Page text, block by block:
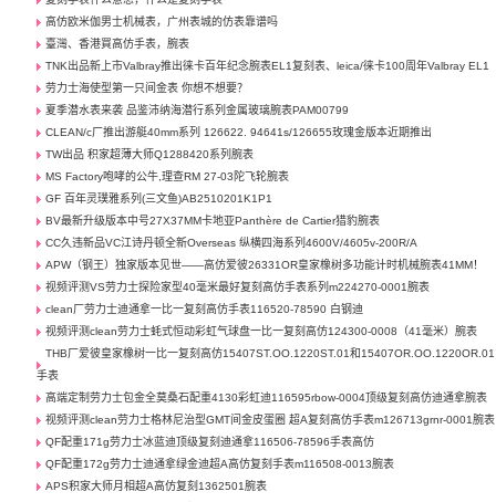
高仿欧米伽男士机械表，广州表城的仿表靠谱吗
臺灣、香港買高仿手表，腕表
TNK出品新上市Valbray推出徕卡百年纪念腕表EL1复刻表、leica/徕卡100周年Valbray EL1
劳力士海使型第一只间金表 你想不想要？
夏季潜水表来袭 品鉴沛纳海潜行系列金属玻璃腕表PAM00799
CLEAN/c厂推出游艇40mm系列 126622. 94641s/126655玫瑰金版本近期推出
TW出品 积家超薄大师Q1288420系列腕表
MS Factory咆哮的公牛,理查RM 27-03陀飞轮腕表
GF 百年灵璞雅系列(三文鱼)AB2510201K1P1
BV最新升级版本中号27X37MM卡地亚Panthère de Cartier猎豹腕表
CC久违新品VC江诗丹顿全新Overseas 纵横四海系列4600V/4605v-200R/A
APW（钢王）独家版本见世——高仿爱彼26331OR皇家橡树多功能计时机械腕表41MM！
视频评测VS劳力士探险家型40毫米最好复刻高仿手表系列m224270-0001腕表
clean厂劳力士迪通拿一比一复刻高仿手表116520-78590 白钢迪
视频评测clean劳力士蚝式恒动彩虹气球盘一比一复刻高仿124300-0008（41毫米）腕表
THB厂爱彼皇家橡树一比一复刻高仿15407ST.OO.1220ST.01和15407OR.OO.1220OR.01
手表
高端定制劳力士包金全莫桑石配重4130彩虹迪116595rbow-0004顶级复刻高仿迪通拿腕表
视频评测clean劳力士格林尼治型GMT间金皮蛋圈 超A复刻高仿手表m126713grnr-0001腕表
QF配重171g劳力士冰蓝迪顶级复刻迪通拿116506-78596手表高仿
QF配重172g劳力士迪通拿绿金迪超A高仿复刻手表m116508-0013腕表
APS积家大师月相超A高仿复刻1362501腕表